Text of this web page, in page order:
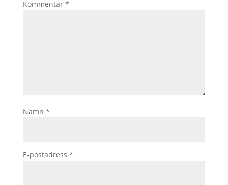
Kommentar *
Namn *
E-postadress *